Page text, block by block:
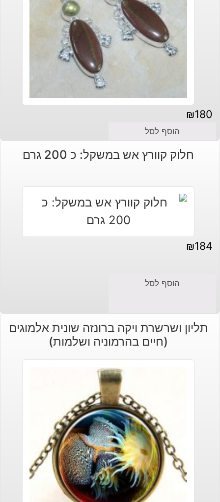
₪180
הוסף לסל
חלוק קוורץ אש במשקל: כ 200 גרם
₪184
הוסף לסל
תליון ושרשרת ויקה ברונזה שונית אלמוגים
(חיים בהרמוניה ושלמות)